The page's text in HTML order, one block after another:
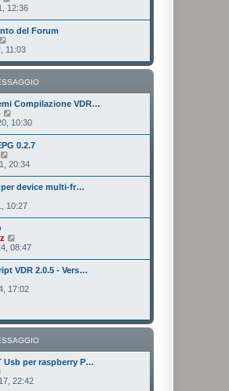
e
u
l
t
i
o
m
e
s
g
o
12:36
del Forum
e
i
l
t
i
m
o
m
e
s
s
g
o
11:03
Compilazione VDR…
e
i
u
l
t
i
m
m
e
s
a
g
g
i
10:30
0.2.7
e
u
l
t
i
o
m
e
s
s
a
g
o
20:34
per device multi-fr…
10:27
e
i
u
l
t
o
e
s
s
g
08:47
VDR 2.0.5 - Vers…
e
l
i
m
o
m
e
17:02
Usb per raspberry P…
e 22:42